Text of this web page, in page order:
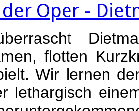
flotten
Wir lernen
lethargisch